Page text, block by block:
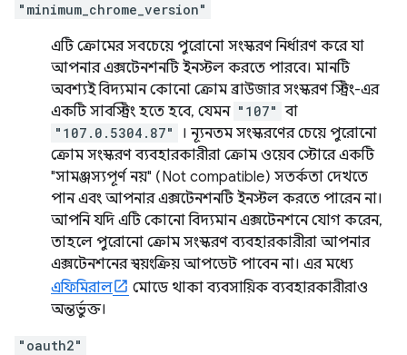
"minimum_chrome_version"
এটি ক্রোমের সবচেয়ে পুরোনো সংস্করণ নির্ধারণ করে যা
আপনার এক্সটেনশনটি ইনস্টল করতে পারবে। মানটি
অবশ্যই বিদ্যমান কোনো ক্রোম ব্রাউজার সংস্করণ স্ট্রিং-এর
একটি সাবস্ট্রিং হতে হবে, যেমন "107" বা
"107.0.5304.87"
। ন্যূনতম সংস্করণের চেয়ে পুরোনো
ক্রোম সংস্করণ ব্যবহারকারীরা ক্রোম ওয়েব স্টোরে একটি
"সামঞ্জস্যপূর্ণ নয়" (Not compatible) সতর্কতা দেখতে
পান এবং আপনার এক্সটেনশনটি ইনস্টল করতে পারেন না।
আপনি যদি এটি কোনো বিদ্যমান এক্সটেনশনে যোগ করেন,
তাহলে পুরোনো ক্রোম সংস্করণ ব্যবহারকারীরা আপনার
এক্সটেনশনের স্বয়ংক্রিয় আপডেট পাবেন না। এর মধ্যে
এফিমিরাল
মোডে থাকা ব্যবসায়িক ব্যবহারকারীরাও
অন্তর্ভুক্ত।
"oauth2"